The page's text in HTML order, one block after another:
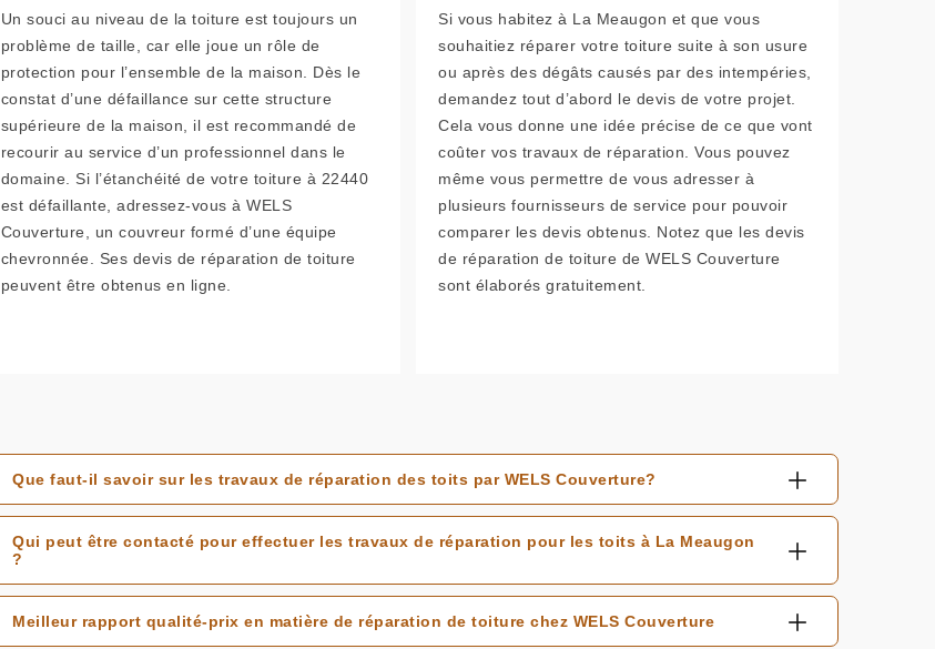
Un souci au niveau de la toiture est toujours un
problème de taille, car elle joue un rôle de
protection pour l’ensemble de la maison. Dès le
constat d’une défaillance sur cette structure
supérieure de la maison, il est recommandé de
recourir au service d’un professionnel dans le
domaine. Si l’étanchéité de votre toiture à 22440
est défaillante, adressez-vous à WELS
Couverture, un couvreur formé d’une équipe
chevronnée. Ses devis de réparation de toiture
peuvent être obtenus en ligne.
Si vous habitez à La Meaugon et que vous
souhaitiez réparer votre toiture suite à son usure
ou après des dégâts causés par des intempéries,
demandez tout d’abord le devis de votre projet.
Cela vous donne une idée précise de ce que vont
coûter vos travaux de réparation. Vous pouvez
même vous permettre de vous adresser à
plusieurs fournisseurs de service pour pouvoir
comparer les devis obtenus. Notez que les devis
de réparation de toiture de WELS Couverture
sont élaborés gratuitement.
Que faut-il savoir sur les travaux de réparation des toits par WELS Couverture?
Qui peut être contacté pour effectuer les travaux de réparation pour les toits à La Meaugon
?
Meilleur rapport qualité-prix en matière de réparation de toiture chez WELS Couverture